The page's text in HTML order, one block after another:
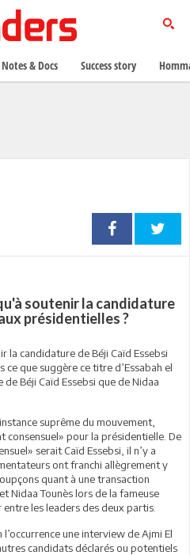
soutenir la candidature
présidentielles ?
la candidature de Béji Caïd Essebsi
ce que suggère ce titre d’Essabah el
Béji Caïd Essebsi que de Nidaa
suprême du mouvement,
consensuel» pour la présidentielle. De
serait Caïd Essebsi, il n’y a
ont franchi allègrement y
quant à une transaction
Nidaa Tounès lors de la fameuse
les leaders des deux partis.
une interview de Ajmi El
candidats déclarés ou potentiels
Notes & Docs Success story